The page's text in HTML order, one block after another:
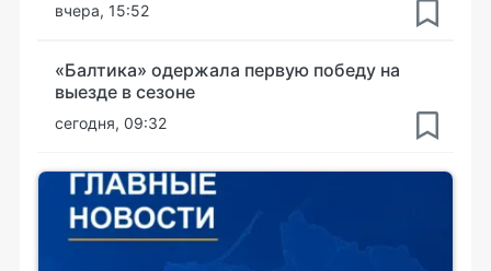
вчера, 15:52
«Балтика» одержала первую победу на
выезде в сезоне
сегодня, 09:32